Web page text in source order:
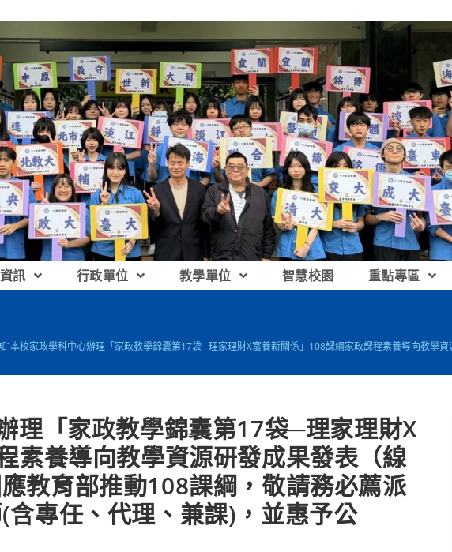
訊 行政單位 教學單位 智慧校園 重點專區
]本校家政學科中心辦理「家政教學錦囊第17袋─理家理財X富養新關係」108課綱家政課程素養導向教學
理「家政教學錦囊第17袋─理家理財X
素養導向教學資源研發成果發表（線
教育部推動108課綱，敬請務必薦派
專任、代理、兼課)，並惠予公